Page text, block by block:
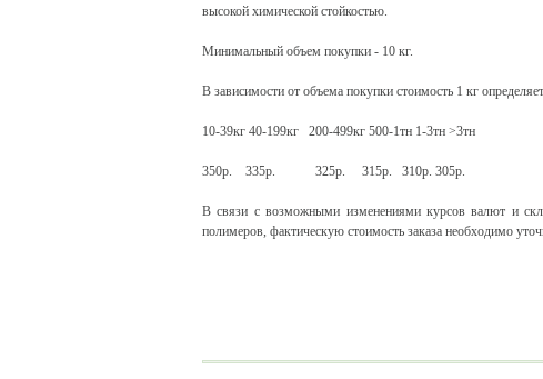
высокой химической стойкостью.
Минимальный объем покупки - 10 кг.
В зависимости от объема покупки стоимость 1 кг
10-39кг 40-199кг 200-499кг 500-1тн 1-3тн >3тн
350р. 335р. 325р. 315р. 310р. 305р.
В связи с возможными изменениями курсов валют и
полимеров, фактическую стоимость заказа необходимо